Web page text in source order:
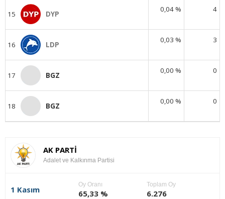
15 DYP
0,04 % 4
16 LDP
0,03 % 3
17 BGZ
0,00 % 0
18 BGZ
0,00 % 0
AK PARTİ
Adalet ve Kalkınma Partisi
1 Kasım
Oy Oranı
65,33 %
Toplam Oy
6.276